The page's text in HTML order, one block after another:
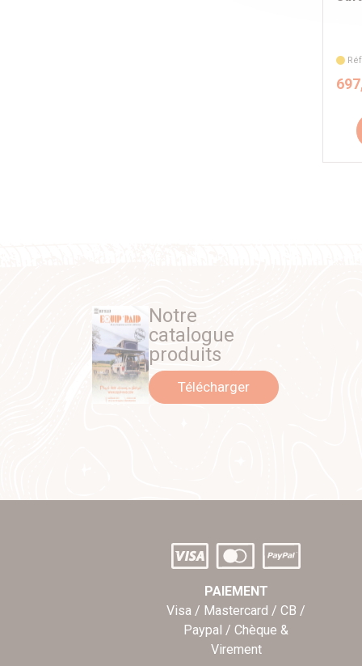
Notre
catalogue
produits
Télécharger
PAIEMENT
Visa / Mastercard / CB /
Paypal / Chèque &
Virement